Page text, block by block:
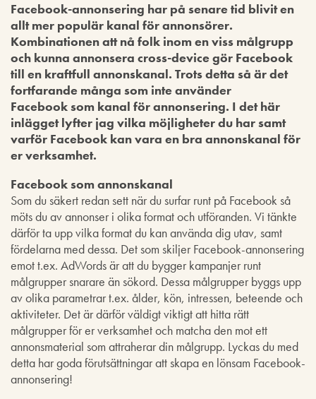
Facebook-annonsering har på senare tid blivit en
allt mer populär kanal för annonsörer.
Kombinationen att nå folk inom en viss målgrupp
och kunna annonsera cross-device gör Facebook
till en kraftfull annonskanal. Trots detta så är det
fortfarande många som inte använder
Facebook som kanal för annonsering. I det här
inlägget lyfter jag vilka möjligheter du har samt
varför Facebook kan vara en bra annonskanal för
er verksamhet.
Facebook som annonskanal
Som du säkert redan sett när du surfar runt på Facebook så
möts du av annonser i olika format och utföranden. Vi tänkte
därför ta upp vilka format du kan använda dig utav, samt
fördelarna med dessa. Det som skiljer Facebook-annonsering
emot t.ex. AdWords är att du bygger kampanjer runt
målgrupper snarare än sökord. Dessa målgrupper byggs upp
av olika parametrar t.ex. ålder, kön, intressen, beteende och
aktiviteter. Det är därför väldigt viktigt att hitta rätt
målgrupper för er verksamhet och matcha den mot ett
annonsmaterial som attraherar din målgrupp. Lyckas du med
detta har goda förutsättningar att skapa en lönsam Facebook-
annonsering!